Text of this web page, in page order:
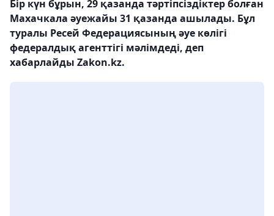
Бір күн бұрын, 29 қазанда тәртіпсіздіктер болған
Махачкала әуежайы 31 қазанда ашылады. Бұл
туралы Ресей Федерациясының әуе көлігі
федералдық агенттігі мәлімдеді, деп
хабарлайды Zakon.kz.